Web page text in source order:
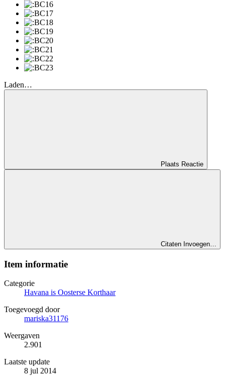
Laden…
Plaats Reactie
Citaten Invoegen…
Item informatie
Categorie
Havana is Oosterse Korthaar
Toegevoegd door
mariska31176
Weergaven
2.901
Laatste update
8 jul 2014